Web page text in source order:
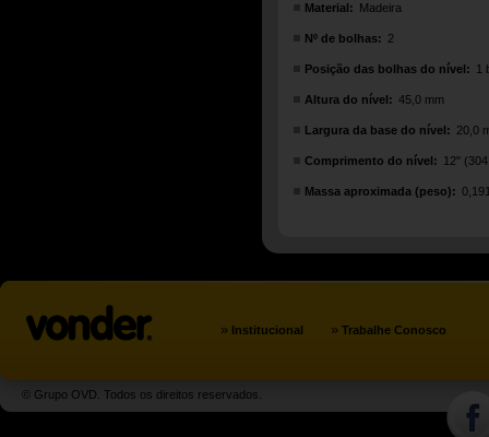
Material: Madeira
Nº de bolhas: 2
Posição das bolhas do nível: 1
Altura do nível: 45,0 mm
Largura da base do nível: 20,0
Comprimento do nível: 12"
Massa aproximada (peso):
» Institucional » Trabalhe Conosco
© Grupo OVD. Todos os direitos reservados.